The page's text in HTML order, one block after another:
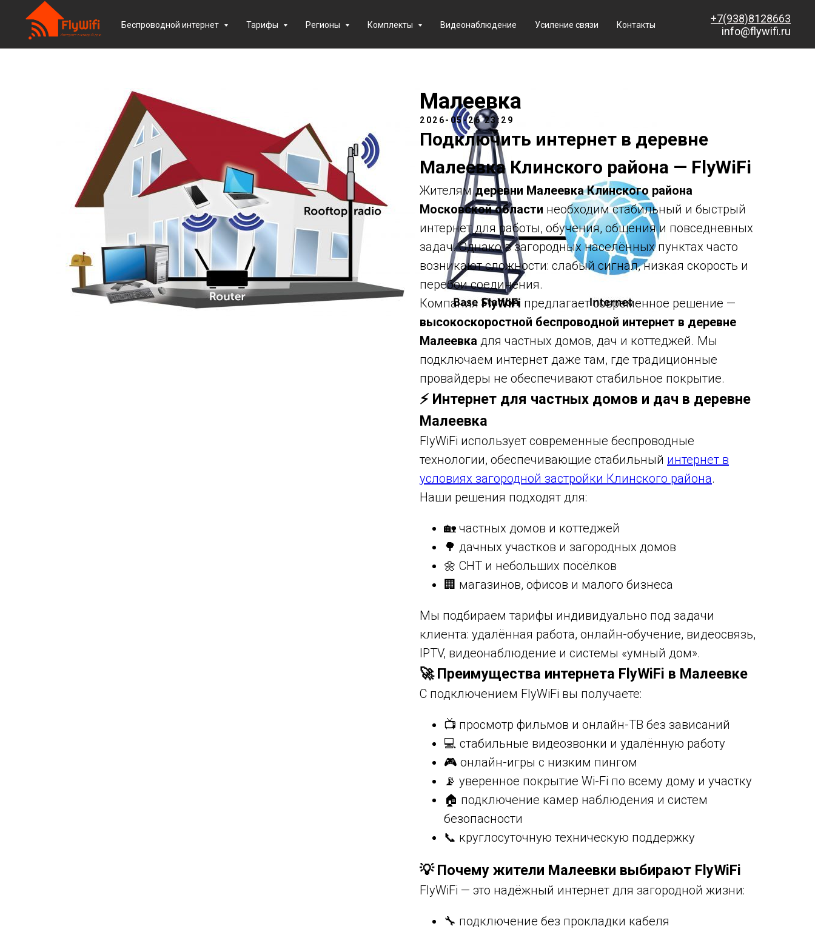
Беспроводной интернет Тарифы Регионы Комплекты Видеонаблюдение Усиление связи Контакты
+7(938)8128663
info@flywifi.ru
Малеевка
2026-05-26 23:29
Подключить интернет в деревне
Малеевка Клинского района — FlyWiFi
Жителямдеревни Малеевка Клинского района
Московской области необходим стабильный и быстрый
интернет для работы, обучения, общения и повседневных
задач. Однако в загородных населённых пунктах часто
возникают сложности: слабый сигнал, низкая скорость и
перебои соединения.
Компания FlyWiFi предлагает современное решение —
высокоскоростной беспроводной интернет в деревне
Малеевка для частных домов, дач и коттеджей. Мы
подключаем интернет даже там, где традиционные
провайдеры не обеспечивают стабильное покрытие.
⚡ Интернет для частных домов и дач в деревне
Малеевка
FlyWiFi использует современные беспроводные
технологии, обеспечивающие стабильный интернет в
условиях загородной застройки Клинского района.
Наши решения подходят для:
🏡 частных домов и коттеджей
🌳 дачных участков и загородных домов
🌼 СНТ и небольших посёлков
🏢 магазинов, офисов и малого бизнеса
Мы подбираем тарифы индивидуально под задачи
клиента: удалённая работа, онлайн-обучение, видеосвязь,
IPTV, видеонаблюдение и системы «умный дом».
🚀 Преимущества интернета FlyWiFi в Малеевке
С подключением FlyWiFi вы получаете:
📺 просмотр фильмов и онлайн-ТВ без зависаний
💻 стабильные видеозвонки и удалённую работу
🎮 онлайн-игры с низким пингом
📡 уверенное покрытие Wi-Fi по всему дому и участку
🏠 подключение камер наблюдения и систем
безопасности
📞 круглосуточную техническую поддержку
💡 Почему жители Малеевки выбирают FlyWiFi
FlyWiFi — это надёжный интернет для загородной жизни:
🔧 подключение без прокладки кабеля